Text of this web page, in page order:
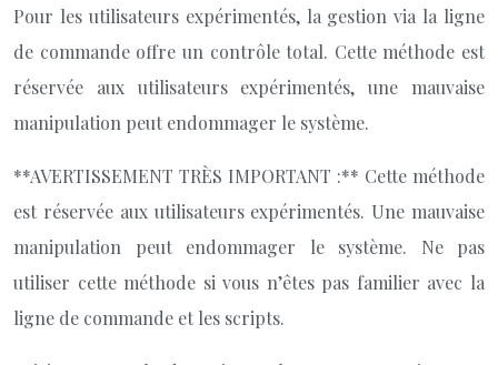
Pour les utilisateurs expérimentés, la gestion via la ligne
de commande offre un contrôle total. Cette méthode est
réservée aux utilisateurs expérimentés, une mauvaise
manipulation peut endommager le système.
**AVERTISSEMENT TRÈS IMPORTANT :** Cette méthode
est réservée aux utilisateurs expérimentés. Une mauvaise
manipulation peut endommager le système. Ne pas
utiliser cette méthode si vous n’êtes pas familier avec la
ligne de commande et les scripts.